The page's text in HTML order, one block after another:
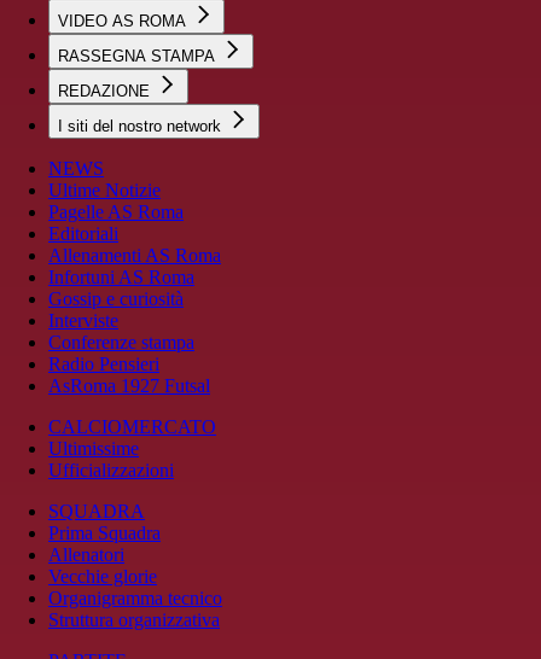
VIDEO AS ROMA
RASSEGNA STAMPA
REDAZIONE
I siti del nostro network
NEWS
Ultime Notizie
Pagelle AS Roma
Editoriali
Allenamenti AS Roma
Infortuni AS Roma
Gossip e curiosità
Interviste
Conferenze stampa
Radio Pensieri
AsRoma 1927 Futsal
CALCIOMERCATO
Ultimissime
Ufficializzazioni
SQUADRA
Prima Squadra
Allenatori
Vecchie glorie
Organigramma tecnico
Struttura organizzativa